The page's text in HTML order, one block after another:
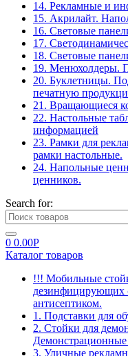
14. Рекламные и
15. Акрилайт.
16. Световые
17.
18. Световые
19. Менюхолдеры.
20. Буклетницы.
печатную
21. Вращающиеся
22. Настольные
информацией
23. Рамки для
рамки настольные.
24. Напольные
ценников.
Search for:
0 0.00Р
Каталог товаров
!!! Мобильные
дезинфицирующих
антисептиком.
1. Подставки для
2. Стойки для
Демонстрационные
3. Уличные